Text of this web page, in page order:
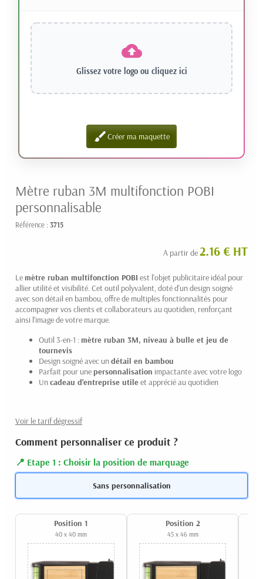
Glissez votre logo ou cliquez ici
brushCréer ma maquette
Mètre ruban 3M multifonction POBI
personnalisable
Référence : 3715
A partir de2.16 € HT
Lemètre ruban multifonction POBI est l'objet publicitaire idéal pour
allier utilité et visibilité. Cet outil polyvalent, doté d'un design soigné
avec son détail en bambou, offre de multiples fonctionnalités pour
accompagner vos clients et collaborateurs au quotidien, renforçant
ainsi l'image de votre marque.
Outil 3-en-1 :mètre ruban 3M, niveau à bulle et jeu de
tournevis
Design soigné avec undétail en bambou
Parfait pour unepersonnalisation impactante avec votre logo
Uncadeau d'entreprise utileet apprécié au quotidien
Voir le tarif dégressif
Comment personnaliser ce produit ?
Etape 1 : Choisir la position de marquage
Sans personnalisation
Position 1
40 x 40 mm
Position 2
45 x 46 mm